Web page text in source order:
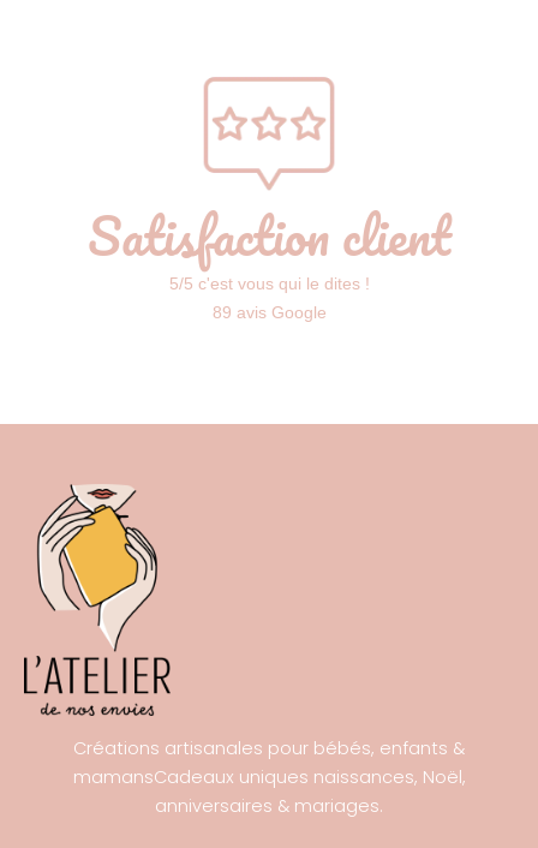
Satisfaction client
5/5 c'est vous qui le dites !
89 avis Google
Créations artisanales pour bébés, enfants &
mamansCadeaux uniques naissances, Noël,
anniversaires & mariages.